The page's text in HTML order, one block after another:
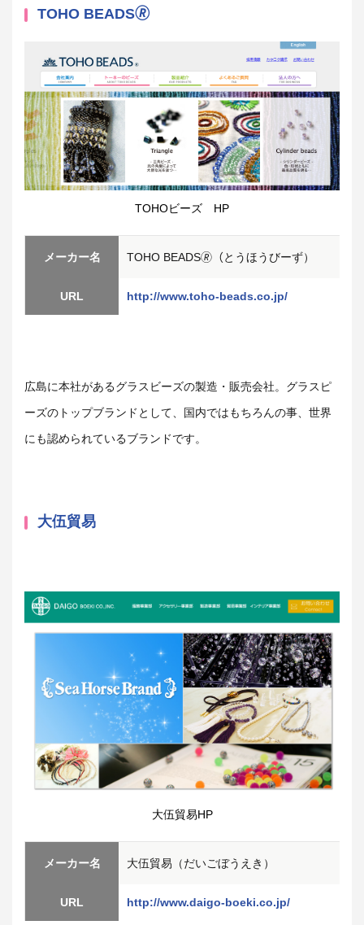
TOHO BEADS🄬
TOHOビーズ HP
メーカー名 TOHO BEADS🄬（とうほうびーず）
URL http://www.toho-beads.co.jp/
広島に本社があるグラスビーズの製造・販売会社。グラスピ
ーズのトップブランドとして、国内ではもちろんの事、世界
にも認められているブランドです。
大伍貿易
大伍貿易HP
メーカー名 大伍貿易（だいごぼうえき）
URL http://www.daigo-boeki.co.jp/